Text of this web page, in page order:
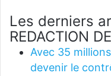
Les derniers
REDACTION
Avec 35
devenir le